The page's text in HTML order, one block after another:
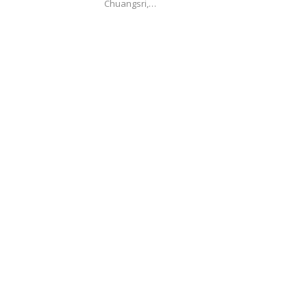
Chuangsri,…